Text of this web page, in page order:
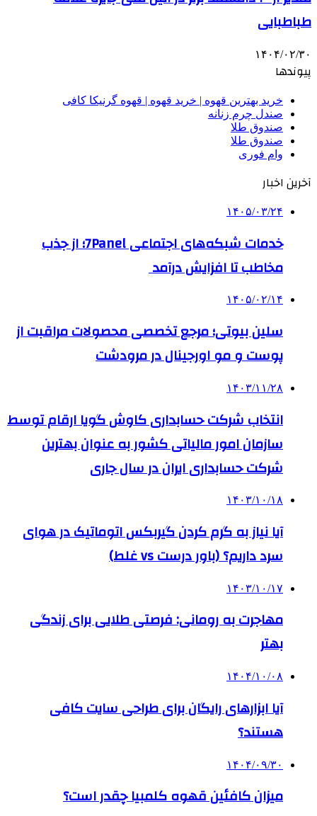
طباطبایی
۱۴۰۴/۰۲/۳۰
پیوندها
خرید بهترین قهوه | خرید قهوه | قهوه گرنیکا کافی
صندل چرم زنانه
صندوق طلا
صندوق طلا
وام فوری
آخرین اخبار
۱۴۰۵/۰۳/۲۴
خدمات شبکه‌های اجتماعی 7Panel؛ از جذب
مخاطب تا افزایش درآمد
۱۴۰۵/۰۲/۱۴
سلین بیوتی؛ مرجع تخصصی محصولات مراقبت از
پوست و مو اورجینال در مرودشت
۱۴۰۳/۱۱/۲۸
انتخاب شرکت حسابداری کاوش گویا ارقام توسط
سازمان امور مالیاتی کشور به عنوان بهترین
شرکت حسابداری ایران در سال جاری
۱۴۰۳/۱۰/۱۸
آیا نیاز به گرم کردن گیربکس اتوماتیک در هوای
سرد داریم؟ (باور درست vs غلط)
۱۴۰۳/۱۰/۱۷
مهاجرت به رومانی: فرصتی طلایی برای زندگی
بهتر
۱۴۰۴/۱۰/۰۸
آیا ابزارهای رایگان برای طراحی سایت کافی
هستند؟
۱۴۰۴/۰۹/۳۰
میزان کافئین قهوه کلمبیا چقدر است؟